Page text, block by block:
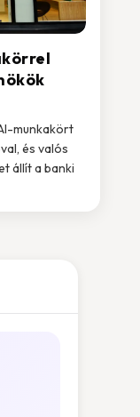
munkakört
és valós
állít a banki